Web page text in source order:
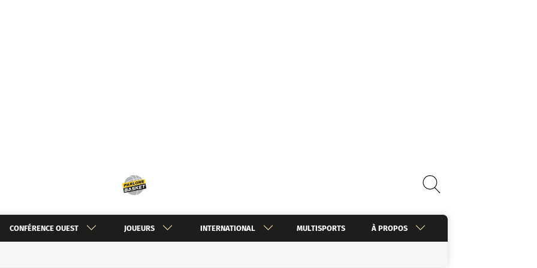
CONFÉRENCE OUEST JOUEURS INTERNATIONAL MULTISPORTS À PROPOS